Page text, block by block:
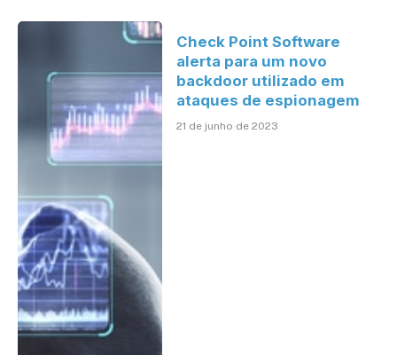
Check Point Software
alerta para um novo
backdoor utilizado em
ataques de espionagem
21 de junho de 2023